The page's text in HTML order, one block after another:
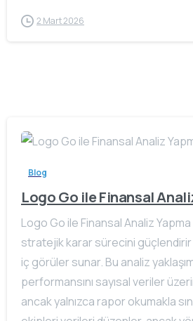
2 Mart 2026
Blog
Logo Go ile Finansal
Logo Go ile Finansal Analiz
stratejik karar sürecini
iç görüler sunar. Bu analiz
performansını sayısal veriler
ancak yalnızca rapor okumakla